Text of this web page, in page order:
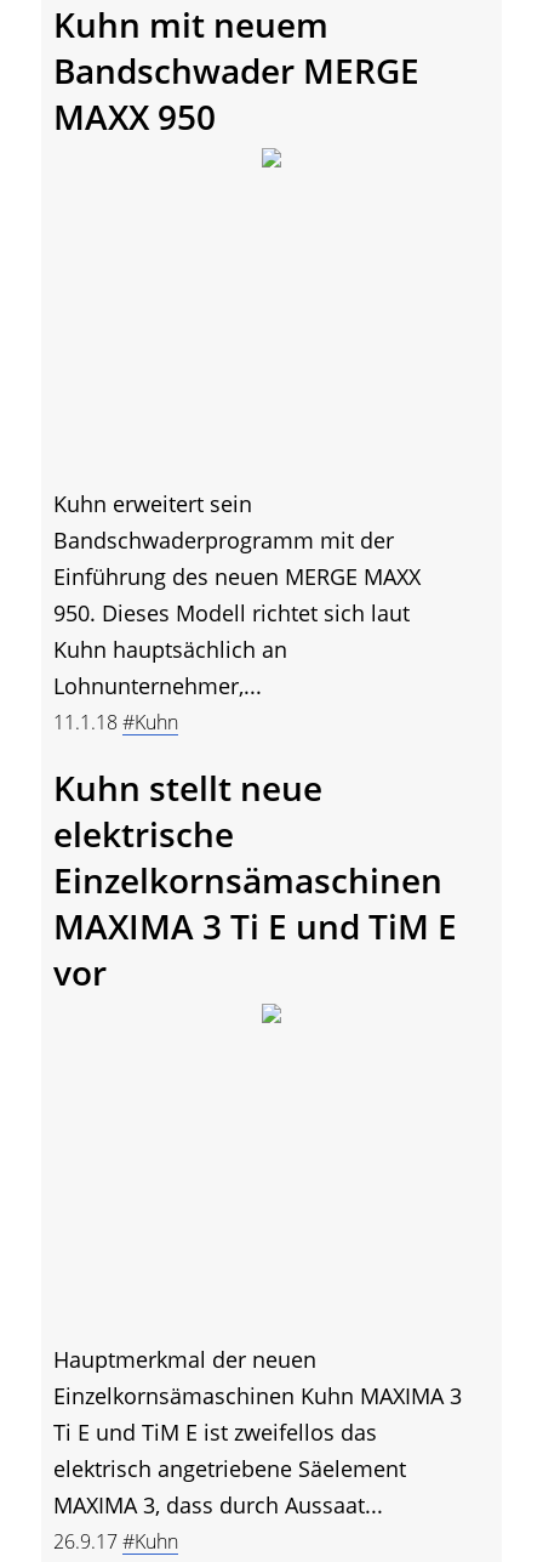
Kuhn mit neuem
Bandschwader MERGE
MAXX 950
Kuhn erweitert sein
Bandschwaderprogramm mit der
Einführung des neuen MERGE MAXX
950. Dieses Modell richtet sich laut
Kuhn hauptsächlich an
Lohnunternehmer,...
11.1.18#Kuhn
Kuhn stellt neue
elektrische
Einzelkornsämaschinen
MAXIMA 3 Ti E und TiM E
vor
Hauptmerkmal der neuen
Einzelkornsämaschinen Kuhn MAXIMA 3
Ti E und TiM E ist zweifellos das
elektrisch angetriebene Säelement
MAXIMA 3, dass durch Aussaat...
26.9.17#Kuhn